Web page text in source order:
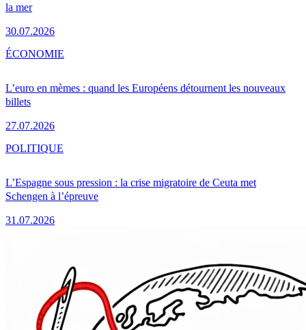
la mer
30.07.2026
L’euro en mèmes : quand les Européens détournent les nouveaux
billets
27.07.2026
ÉCONOMIE
L’Espagne sous pression : la crise migratoire de Ceuta met
Schengen à l’épreuve
31.07.2026
POLITIQUE